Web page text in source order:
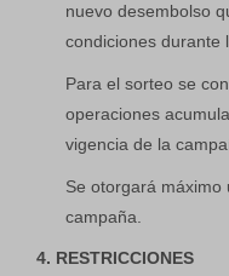
nuevo desembolso
condiciones durante
Para el sorteo se
operaciones
vigencia de la
Se otorgará
campaña.
4. RESTRICCIONES